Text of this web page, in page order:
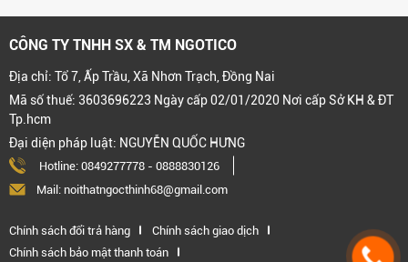
CÔNG TY TNHH SX & TM NGOTICO
Địa chỉ: Tổ 7, Ấp Trầu, Xã Nhơn Trạch, Đồng Nai
Mã số thuế: 3603696223 Ngày cấp 02/01/2020 Nơi cấp Sở KH & ĐT
Tp.hcm
Đại diện pháp luật: NGUYỄN QUỐC HƯNG
Hotline: 0849277778 - 0888830126
Mail: noithatngocthinh68@gmail.com
Chính sách đổi trả hàng
Chính sách giao dịch
Chính sách bảo mật thanh toán